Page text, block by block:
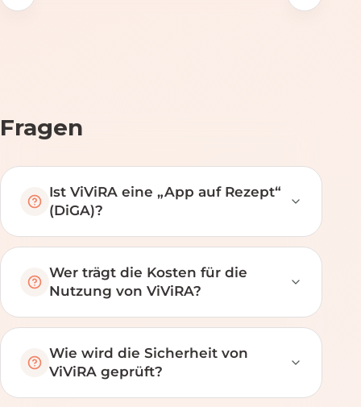
Fragen
Ist ViViRA eine „App auf Rezept“
(DiGA)?
Wer trägt die Kosten für die
Nutzung von ViViRA?
Wie wird die Sicherheit von
ViViRA geprüft?